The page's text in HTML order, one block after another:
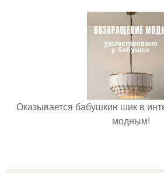
Оказывается бабушкин шик в
модным!